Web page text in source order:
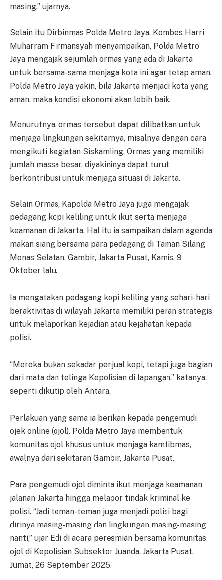
masing,” ujarnya.
Selain itu Dirbinmas Polda Metro Jaya, Kombes Harri
Muharram Firmansyah menyampaikan, Polda Metro
Jaya mengajak sejumlah ormas yang ada di Jakarta
untuk bersama-sama menjaga kota ini agar tetap aman.
Polda Metro Jaya yakin, bila Jakarta menjadi kota yang
aman, maka kondisi ekonomi akan lebih baik.
Menurutnya, ormas tersebut dapat dilibatkan untuk
menjaga lingkungan sekitarnya, misalnya dengan cara
mengikuti kegiatan Siskamling. Ormas yang memiliki
jumlah massa besar, diyakininya dapat turut
berkontribusi untuk menjaga situasi di Jakarta.
Selain Ormas, Kapolda Metro Jaya juga mengajak
pedagang kopi keliling untuk ikut serta menjaga
keamanan di Jakarta. Hal itu ia sampaikan dalam agenda
makan siang bersama para pedagang di Taman Silang
Monas Selatan, Gambir, Jakarta Pusat, Kamis, 9
Oktober lalu.
Ia mengatakan pedagang kopi keliling yang sehari-hari
beraktivitas di wilayah Jakarta memiliki peran strategis
untuk melaporkan kejadian atau kejahatan kepada
polisi.
“Mereka bukan sekadar penjual kopi, tetapi juga bagian
dari mata dan telinga Kepolisian di lapangan,” katanya,
seperti dikutip oleh Antara.
Perlakuan yang sama ia berikan kepada pengemudi
ojek online (ojol). Polda Metro Jaya membentuk
komunitas ojol khusus untuk menjaga kamtibmas,
awalnya dari sekitaran Gambir, Jakarta Pusat.
Para pengemudi ojol diminta ikut menjaga keamanan
jalanan Jakarta hingga melapor tindak kriminal ke
polisi. “Jadi teman-teman juga menjadi polisi bagi
dirinya masing-masing dan lingkungan masing-masing
nanti,” ujar Edi di acara peresmian bersama komunitas
ojol di Kepolisian Subsektor Juanda, Jakarta Pusat,
Jumat, 26 September 2025.